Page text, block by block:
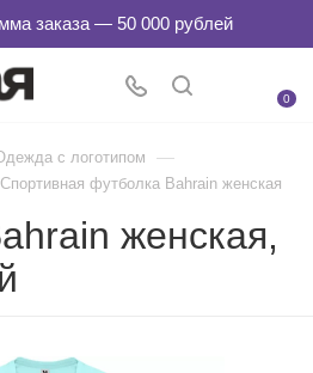
0
с логотипом —
Спортивная футболка Bahrain женская
женская,